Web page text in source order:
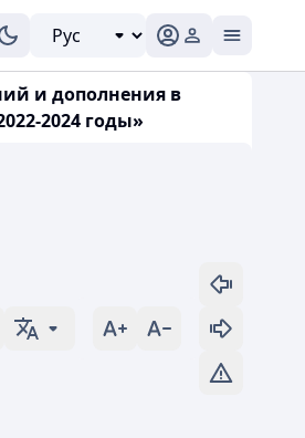
и дополнения в
2024 годы»